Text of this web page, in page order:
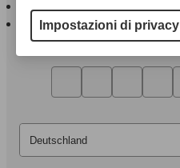
AutoScout24 per Android
Impostazioni di privacy